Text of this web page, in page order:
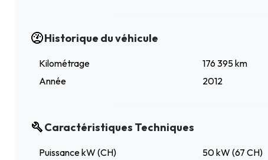
Historique du véhicule
Kilométrage
176 395 km
Année
2012
Caractéristiques Techniques
Puissance kW (CH)
50 kW (67 CH)